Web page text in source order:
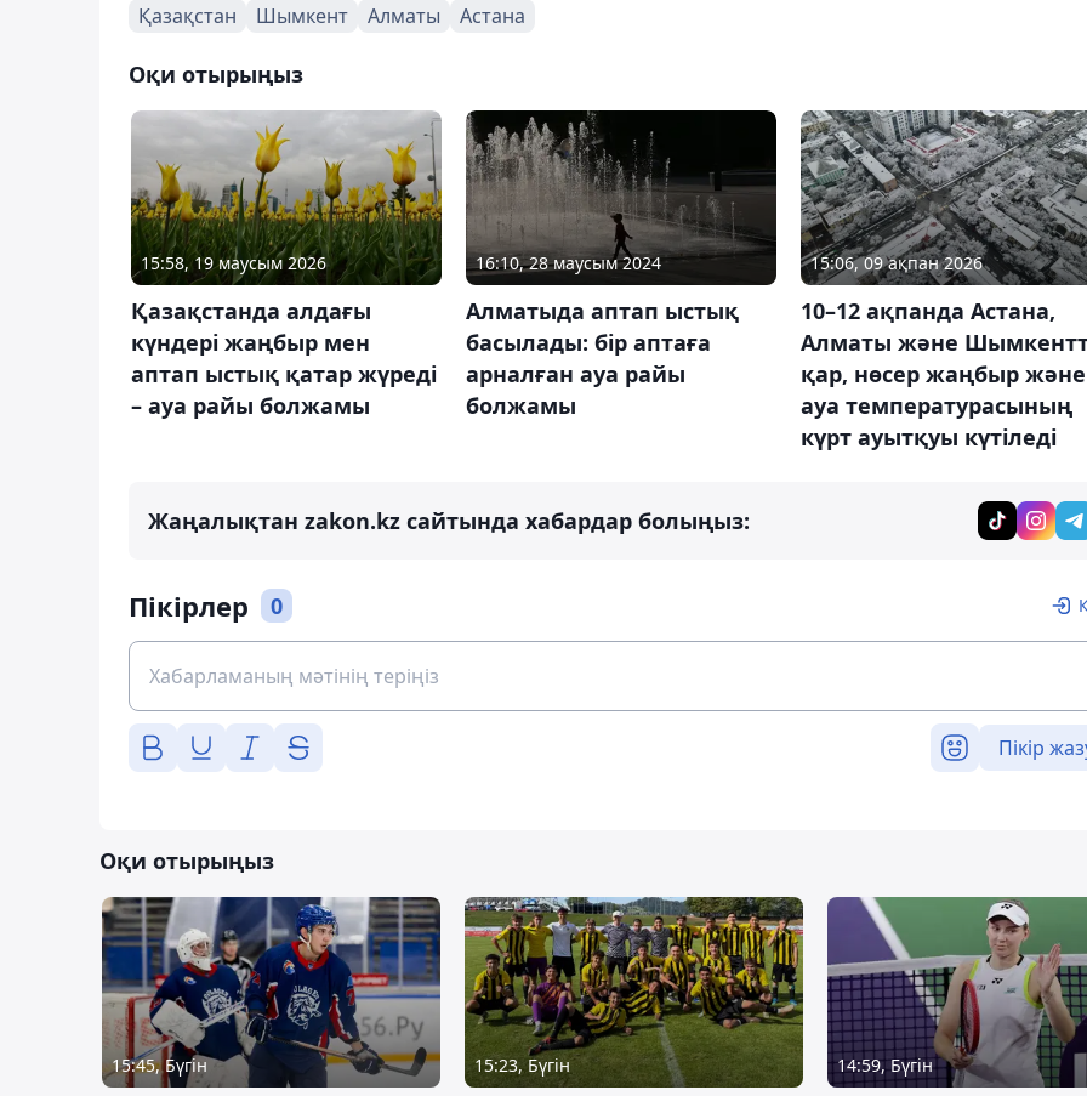
Қазақстан Шымкент Алматы Астана
Оқи отырыңыз
15:58, 19 маусым 2026
Қазақстанда алдағы
күндері жаңбыр мен
аптап ыстық қатар жүреді
– ауа райы болжамы
16:10, 28 маусым 2024
Алматыда аптап ыстық
басылады: бір аптаға
арналған ауа райы
болжамы
15:06, 09 ақпан 2026
10–12 ақпанда Астана,
Алматы және
қар, нөсер жаңбыр және
ауа температурасының
күрт ауытқуы күтіледі
Жаңалықтан zakon.kz сайтында хабардар болыңыз:
Пікірлер 0
Пікір
Оқи отырыңыз
15:45, Бүгін 15:23, Бүгін 14:59, Бүгін